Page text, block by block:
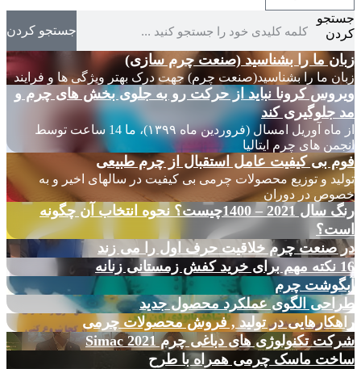
جستجو
کردن
جستجو کردن
زبان ما را بشناسید (صنعت چرم سازی)
زبان ما را بشناسید(صنعت چرم) جهت درک بهتر ویژگی ها و فرایند
ویروس کرونا نباید از حرکت رو به جلوی بخش های چرم و
مد جلوگیری کند
از ماه آوریل امسال (فروردین ماه ۱۳۹۹)، ما 14 ساعت توسط
انجمن های چرم ایتالیا
فوم بی کیفیت عامل استقبال از چرم طبیعی
تولید و توزیع محصولات چرمی بی کیفیت در سالهای اخیر و به
خصوص در دوران
رنگ سال 2021 – 1400چیست؟ نحوه انتخاب آن چگونه
است؟
در صنعت چرم خلاقیت حرف اول را می زند
16 نکته مهم برای خرید کفش زمستانی زنانه
آبگوشت چرم
طراحی الگوی عملکرد محصول جدید
راهکارهایی در تولید , فروش محصولات چرمی
شرکت تکنولوژی های دباغی چرم Simac 2021
ساخت ماسک چرمی همراه با طرح